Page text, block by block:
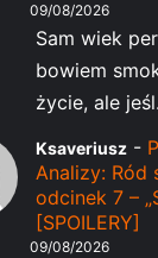
09/08/2026
Sam wiek
bowiem
życie, ale
Ksaveriusz -
Analizy: Ród
odcinek 7 –
[SPOILERY]
09/08/2026